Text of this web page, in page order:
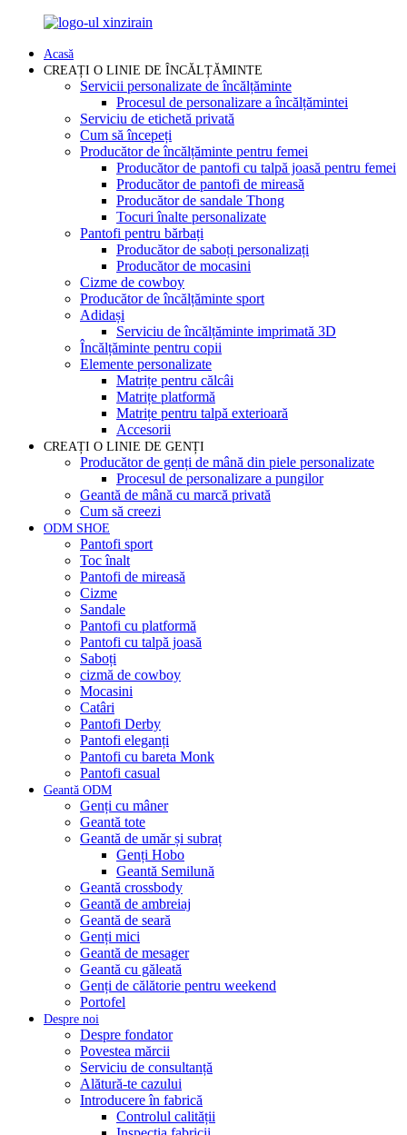
Acasă
CREAȚI O LINIE DE ÎNCĂLȚĂMINTE
Servicii personalizate de încălțăminte
Procesul de personalizare a încălțămintei
Serviciu de etichetă privată
Cum să începeți
Producător de încălțăminte pentru femei
Producător de pantofi cu talpă joasă pentru femei
Producător de pantofi de mireasă
Producător de sandale Thong
Tocuri înalte personalizate
Pantofi pentru bărbați
Producător de saboți personalizați
Producător de mocasini
Cizme de cowboy
Producător de încălțăminte sport
Adidași
Serviciu de încălțăminte imprimată 3D
Încălțăminte pentru copii
Elemente personalizate
Matrițe pentru călcâi
Matrițe platformă
Matrițe pentru talpă exterioară
Accesorii
CREAȚI O LINIE DE GENȚI
Producător de genți de mână din piele personalizate
Procesul de personalizare a pungilor
Geantă de mână cu marcă privată
Cum să creezi
ODM SHOE
Pantofi sport
Toc înalt
Pantofi de mireasă
Cizme
Sandale
Pantofi cu platformă
Pantofi cu talpă joasă
Saboți
cizmă de cowboy
Mocasini
Catâri
Pantofi Derby
Pantofi eleganți
Pantofi cu bareta Monk
Pantofi casual
Geantă ODM
Genți cu mâner
Geantă tote
Geantă de umăr și subraț
Genți Hobo
Geantă Semilună
Geantă crossbody
Geantă de ambreiaj
Geantă de seară
Genți mici
Geantă de mesager
Geantă cu găleată
Genți de călătorie pentru weekend
Portofel
Despre noi
Despre fondator
Povestea mărcii
Serviciu de consultanță
Alătură-te cazului
Introducere în fabrică
Controlul calității